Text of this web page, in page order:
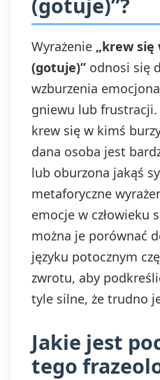
Wyrażenie „krew się
(gotuje)” odnosi się
wzburzenia
gniewu lub frustracji.
krew się w kimś
dana osoba jest
lub oburzona jakąś
metaforyczne
emocje w człowieku
można je porównać
języku potocznym
zwrotu, aby
tyle silne, że trudno
Jakie jest
tego